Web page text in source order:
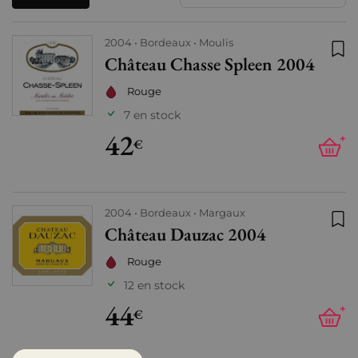
2004 Bordeaux Moulis
Château Chasse Spleen 2004
Rouge
7 en stock
42€ +
2004 Bordeaux Margaux
Château Dauzac 2004
Rouge
12 en stock
44€ +